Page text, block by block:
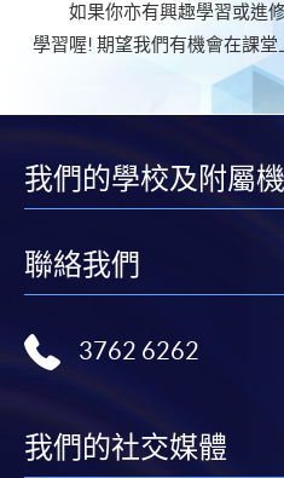
如果你亦有興趣學習或進修
學習喔! 期望我們有機會在課
我們的學校及附屬
聯絡我們
3762 6262
我們的社交媒體